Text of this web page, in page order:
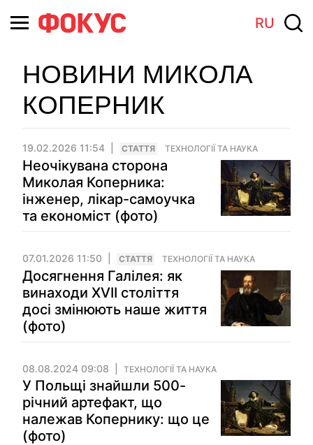
RU
НОВИНИ МИКОЛА
КОПЕРНИК
19.02.2026 11:54 СТАТТЯ ТЕХНОЛОГІЇ ТА НАУКА
Неочікувана сторона
Миколая Коперника:
інженер, лікар-самоучка
та економіст (фото)
07.01.2026 11:50 СТАТТЯ ТЕХНОЛОГІЇ ТА НАУКА
Досягнення Галілея: як
винаходи XVII століття
досі змінюють наше життя
(фото)
08.08.2024 09:08 ТЕХНОЛОГІЇ ТА НАУКА
У Польщі знайшли 500-
річний артефакт, що
належав Копернику: що це
(фото)